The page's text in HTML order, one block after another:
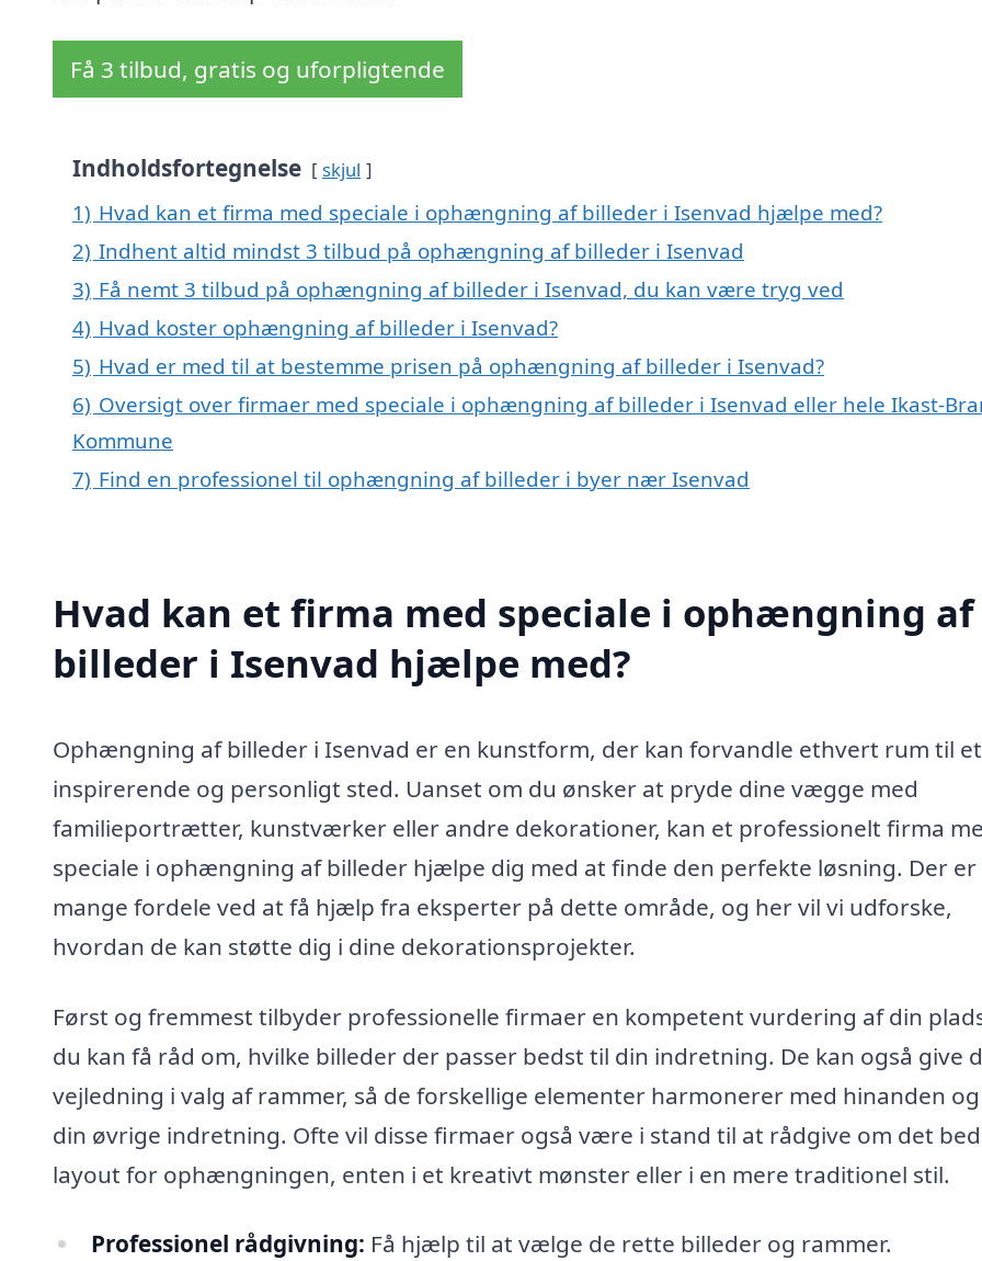
Få 3 tilbud, gratis og uforpligtende
Indholdsfortegnelse skjul
1) Hvad kan et firma med speciale i ophængning af billeder i Isenvad hjælpe med?
2) Indhent altid mindst 3 tilbud på ophængning af billeder i Isenvad
3) Få nemt 3 tilbud på ophængning af billeder i Isenvad, du kan være tryg ved
4) Hvad koster ophængning af billeder i Isenvad?
5) Hvad er med til at bestemme prisen på ophængning af billeder i Isenvad?
6) Oversigt over firmaer med speciale i ophængning af billeder i Isenvad eller hele Ikast-
Kommune
7) Find en professionel til ophængning af billeder i byer nær Isenvad
Hvad kan et firma med speciale i ophængning af
billeder i Isenvad hjælpe med?
Ophængning af billeder i Isenvad er en kunstform, der kan forvandle ethvert rum til et
inspirerende og personligt sted. Uanset om du ønsker at pryde dine vægge med
familieportrætter, kunstværker eller andre dekorationer, kan et professionelt firma
speciale i ophængning af billeder hjælpe dig med at finde den perfekte løsning. Der er
mange fordele ved at få hjælp fra eksperter på dette område, og her vil vi udforske,
hvordan de kan støtte dig i dine dekorationsprojekter.
Først og fremmest tilbyder professionelle firmaer en kompetent vurdering af din
du kan få råd om, hvilke billeder der passer bedst til din indretning. De kan også give
vejledning i valg af rammer, så de forskellige elementer harmonerer med hinanden
din øvrige indretning. Ofte vil disse firmaer også være i stand til at rådgive om det
layout for ophængningen, enten i et kreativt mønster eller i en mere traditionel stil.
Professionel rådgivning: Få hjælp til at vælge de rette billeder og rammer.